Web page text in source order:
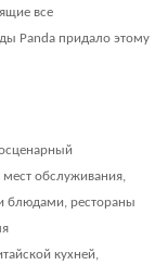
все
Panda придало этому
обслуживания,
блюдами, рестораны
кухней,